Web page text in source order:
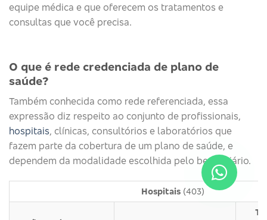
equipe médica e que oferecem os tratamentos e
consultas que você precisa.
O que é rede credenciada de plano de
saúde?
Também conhecida como rede referenciada, essa
expressão diz respeito ao conjunto de profissionais,
hospitais, clínicas, consultórios e laboratórios que
fazem parte da cobertura de um plano de saúde, e
dependem da modalidade escolhida pelo beneficiário.
Hospitais(403)